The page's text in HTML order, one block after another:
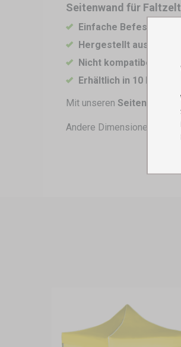
Seitenwand für
Einfache Befestigung
Hergestellt aus 210D
Nicht kompatibel mit
Erhältlich in 10 Farben
Mit unseren
Andere Dimensionen: